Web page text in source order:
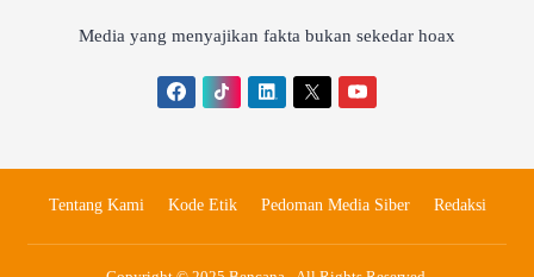
Media yang menyajikan fakta bukan sekedar hoax
Tentang Kami Kode Etik Pedoman Media Siber Redaksi